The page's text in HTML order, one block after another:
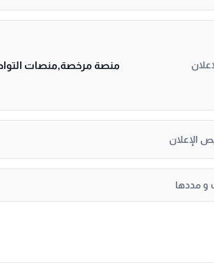
منصة مرخصة,منصات
الإعلان
و مددها